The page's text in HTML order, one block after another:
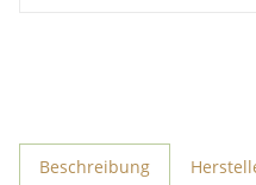
weitere Registerkarten
Beschreibung